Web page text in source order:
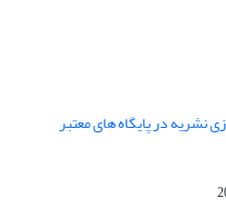
نشریه در پایگاه های معتبر